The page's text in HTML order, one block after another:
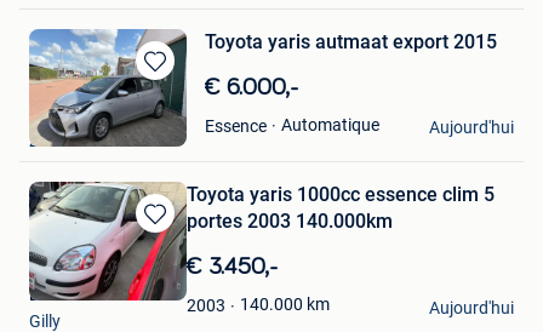
Sauvegarder
dans
Mes
Favoris
Toyota yaris autmaat export 2015
€ 6.000,-
Essence Automatique
Tbm Cars
Zelzate
Aujourd'hui
Sauvegarder
dans
Mes
Favoris
Toyota yaris 1000cc essence clim 5
portes 2003 140.000km
€ 3.450,-
2003 140.000 km
Luis
Gilly
Aujourd'hui